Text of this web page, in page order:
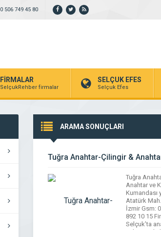
0 506 749 45 80
FİRMALAR
SelçukRehber firmalar
SELÇUK EFES
Selçuk Efes
ARAMA SONUÇLARI
Tuğra Anahtar-Çilingir &
Tuğra
Anahtar ve
Kumandası
Atatürk
İzmir Gsm:
892 10 15
Selçuk’ta
sektöründe